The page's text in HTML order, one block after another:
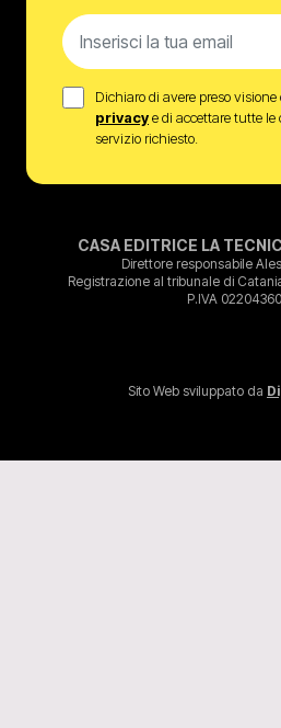
Dichiaro di avere preso visione
privacye di accettare tutte
servizio richiesto.
CASA EDITRICE LA
Direttore responsabile
Registrazione al tribunale di
P.IVA
Sito Web sviluppato da